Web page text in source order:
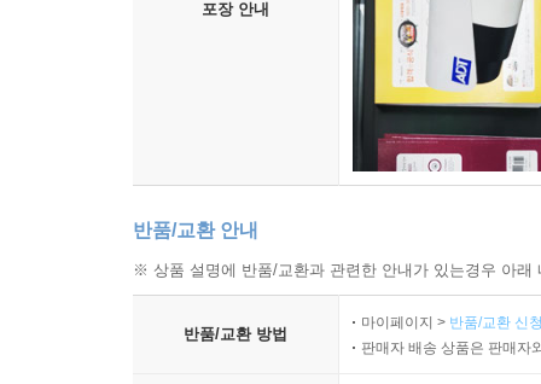
포장 안내
반품/교환 안내
※ 상품 설명에 반품/교환과 관련한 안내가 있는경우 아
반품/교환 방법
마이페이지 > 반품/교환 신
판매자 배송 상품은 판매자